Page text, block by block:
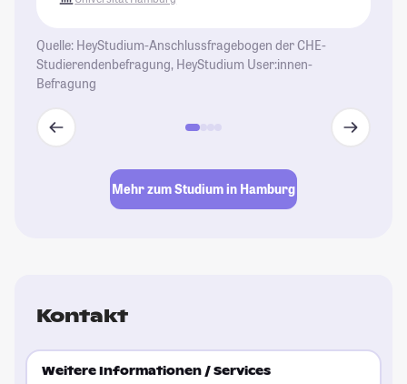
Quelle: HeyStudium-Anschlussfragebogen der CHE-
Studierendenbefragung, HeyStudium User:innen-
Befragung
Mehr zum Studium in Hamburg
Kontakt
Weitere Informationen / Services